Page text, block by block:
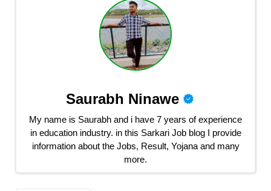
Saurabh Ninawe
My name is Saurabh and i have 7 years of experience
in education industry. in this Sarkari Job blog I provide
information about the Jobs, Result, Yojana and many
more.